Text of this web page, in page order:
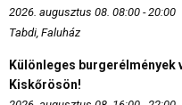
2026. augusztus 08. 08:00 - 20:00
Tabdi, Faluház
Különleges burgerélmények
Kiskőrösön!